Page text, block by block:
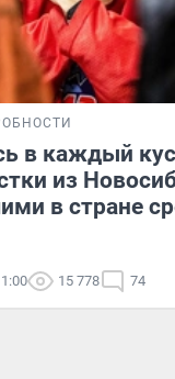
в каждый
из
в стране
15 778 74